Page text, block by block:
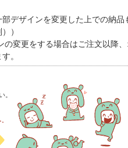
部デザインを変更した上での納
）
の変更をする場合はご注文以降
。
。